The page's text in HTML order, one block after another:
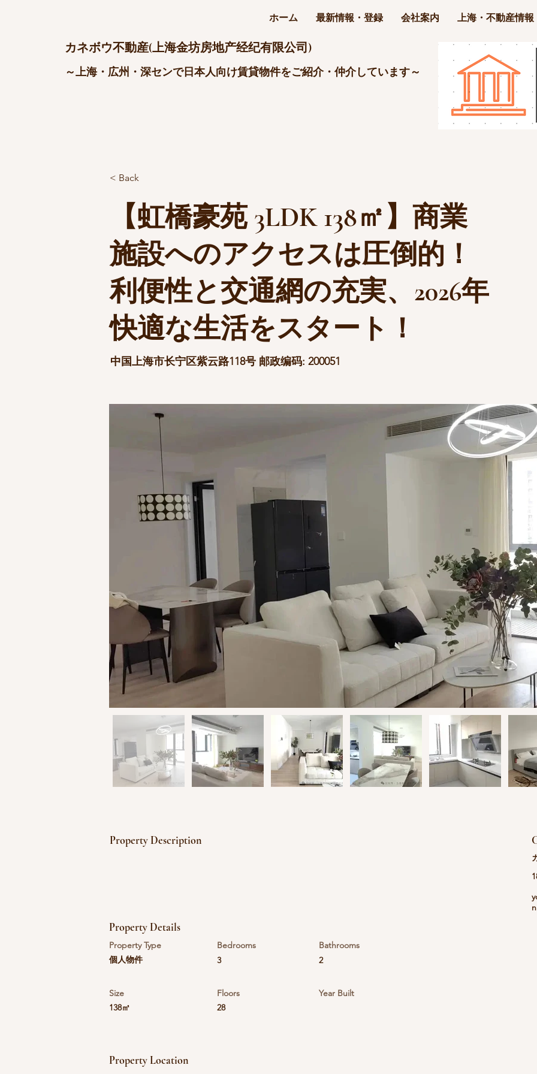
カネボウ不動産(上海金坊房地产经纪有限公司)
～上海・広州・深センで日本人向け賃貸物件をご紹介・仲介しています～
ホーム 最新情報・登録 会社案内 上海・不動産情報
< Back
【虹橋豪苑 3LDK 138㎡】商業
施設へのアクセスは圧倒的！
利便性と交通網の充実、2026年
快適な生活をスタート！
中国上海市长宁区紫云路118号 邮政编码: 200051
Property Description
n
Property Details
Property Type
個人物件
Bedrooms
3
Bathrooms
2
Size
138㎡
Floors
28
Year Built
Property Location